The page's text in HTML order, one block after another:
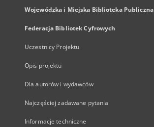
Wojewódzka i Miejska Biblioteka Publiczna
Federacja Bibliotek Cyfrowych
Uczestnicy Projektu
Opis projektu
Dla autorów i wydawców
Najczęściej zadawane pytania
Informacje techniczne